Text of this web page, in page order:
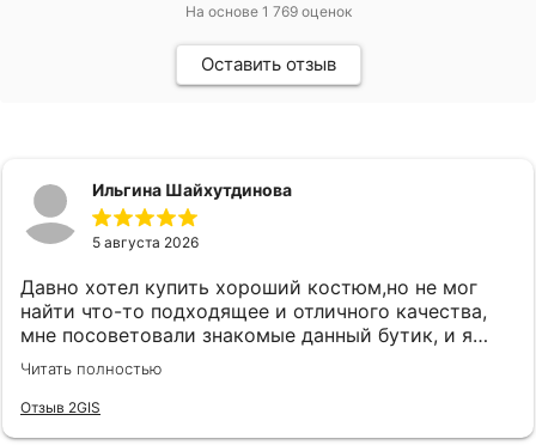
На основе 1 769оценок
Оставить отзыв
Ильгина Шайхутдинова
5 августа 2026
Давно хотел купить хороший костюм,но не мог
найти что-то подходящее и отличного качества,
мне посоветовали знакомые данный бутик, и я
удивился огромному выбору костюмов и при этом
качественного.Как зашел консультант Карина
встретила очень вежливо и сразу
Читать полностью
Отзыв 2GIS